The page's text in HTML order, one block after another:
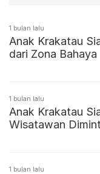
1 bulan lalu
Anak Krakatau
dari Zona Bahaya
1 bulan lalu
Anak Krakatau
Wisatawan
1 bulan lalu